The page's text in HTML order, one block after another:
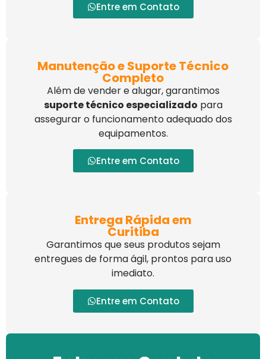
Entre em Contato
Manutenção e Suporte Técnico
Completo
Além de vender e alugar, garantimos
suporte técnico especializado para
assegurar o funcionamento adequado dos
equipamentos.
Entre em Contato
Entrega Rápida em
Curitiba
Garantimos que seus produtos sejam
entregues de forma ágil, prontos para uso
imediato.
Entre em Contato